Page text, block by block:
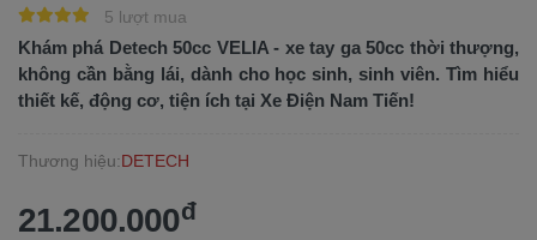
5 lượt mua
Khám phá Detech 50cc VELIA - xe tay ga 50cc thời thượng,
không cần bằng lái, dành cho học sinh, sinh viên. Tìm hiểu
thiết kế, động cơ, tiện ích tại Xe Điện Nam Tiến!
Thương hiệu:DETECH
21.200.000đ